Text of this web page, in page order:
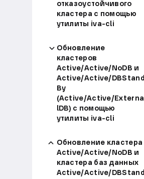
отказоустойчивого
кластера с помощью
утилиты iva-cli
Обновление
кластеров
Active/Active/NoDB и
Active/Active/DBStand
By
(Active/Active/Externa
lDB) с помощью
утилиты iva-cli
Обновление кластера
Active/Active/NoDB и
кластера баз данных
Active/Active/DBStand